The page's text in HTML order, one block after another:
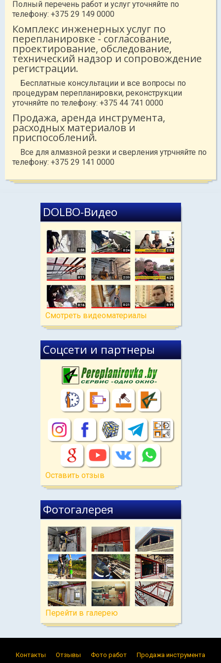
Полный перечень работ и услуг уточняйте по
телефону: +375 29 149 0000
Комплекс инженерных услуг по
перепланировке - согласование,
проектирование, обследование,
технический надзор и сопровождение
регистрации.
Бесплатные консультации и все вопросы по
процедурам перепланировки, реконструкции
уточняйте по телефону: +375 44 741 0000
Продажа, аренда инструмента,
расходных материалов и
приспособлений.
Все для алмазной резки и сверления утрчняйте по
телефону: +375 29 141 0000
DOLBO-Видео
Cмотреть видеоматериалы
Соцсети и партнеры
Оставить отзыв
Фотогалерея
Перейти в галерею
Контакты Отзывы Фото работ Продажа инструмента